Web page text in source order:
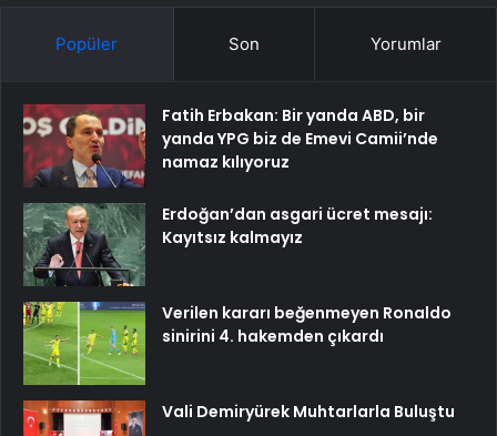
Popüler Son Yorumlar
Fatih Erbakan: Bir yanda ABD, bir
yanda YPG biz de Emevi Camii’nde
namaz kılıyoruz
Erdoğan’dan asgari ücret mesajı:
Kayıtsız kalmayız
Verilen kararı beğenmeyen Ronaldo
sinirini 4. hakemden çıkardı
Vali Demiryürek Muhtarlarla Buluştu